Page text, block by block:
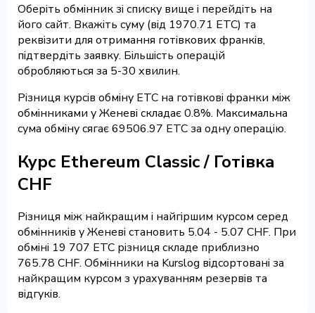
Оберіть обмінник зі списку вище і перейдіть на
його сайт. Вкажіть суму (від 1970.71 ETC) та
реквізити для отримання готівкових франків,
підтвердіть заявку. Більшість операцій
обробляються за 5-30 хвилин.
Різниця курсів обміну ETC на готівкові франки між
обмінниками у Женеві складає 0.8%. Максимальна
сума обміну сягає 69506.97 ETC за одну операцію.
Курс Ethereum Classic / Готівка
CHF
Різниця між найкращим і найгіршим курсом серед
обмінників у Женеві становить 5.04 - 5.07 CHF. При
обміні 19 707 ETC різниця складе приблизно
765.78 CHF. Обмінники на Kurslog відсортовані за
найкращим курсом з урахуванням резервів та
відгуків.